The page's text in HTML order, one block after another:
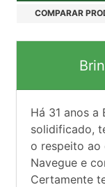
COMPARAR
Há 31 anos a
solidificado,
o respeito ao
Navegue e
Certamente